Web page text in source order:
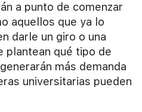
a punto de comenzar
aquellos que ya lo
darle un giro o una
plantean qué tipo de
más demanda
universitarias pueden